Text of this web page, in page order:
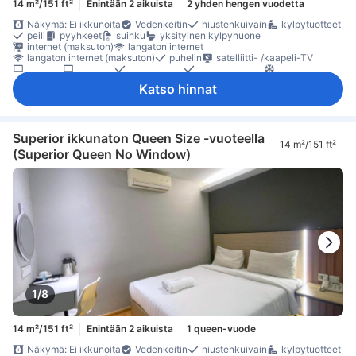
14 m²/151 ft² Enintään 2 aikuista
2 yhden hengen vuodetta
Näkymä: Ei ikkunoita
Vedenkeitin hiustenkuivain
kylpytuotteet
peili
pyyhkeet suihku
yksityinen kylpyhuone
internet (maksuton)
langaton internet
langaton internet (maksuton)
puhelin
satelliitti- /kaapeli-TV
maksuton pullovesi
päivittäinen huonesiivous
Rakennuksessa on portaat
sammutin
savunilmaisin
Savuttomia huoneita
Säädettävä ilmastointi
Turvaominaisuudet
Katso hinnat
Superior ikkunaton Queen Size -vuoteella
(Superior Queen No Window)
14 m²/151 ft²
1/8
14 m²/151 ft² Enintään 2 aikuista
1 queen-vuode
Näkymä: Ei ikkunoita
Vedenkeitin hiustenkuivain
kylpytuotteet